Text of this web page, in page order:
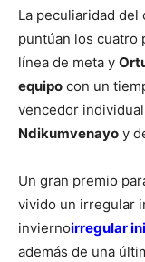
La peculiaridad del
puntúan los cuatro
línea de meta y
equipo con un
vencedor
Ndikumvenayo y
Un gran premio
vivido un irregular
inviernoirregular
además de una